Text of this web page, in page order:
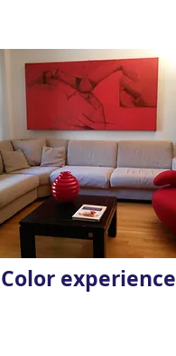
Color experience